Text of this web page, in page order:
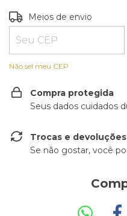
Entregas para o CEP:
Meios de envio
Não sei meu CEP
Compra protegida
Seus dados cuidados
Trocas e devoluções
Se não gostar, você